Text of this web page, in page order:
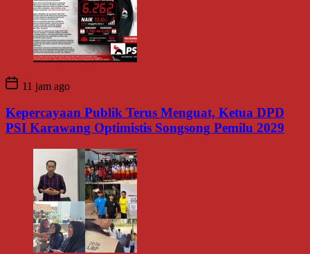
11 jam ago
Kepercayaan Publik Terus Menguat, Ketua DPD
PSI Karawang Optimistis Songsong Pemilu 2029